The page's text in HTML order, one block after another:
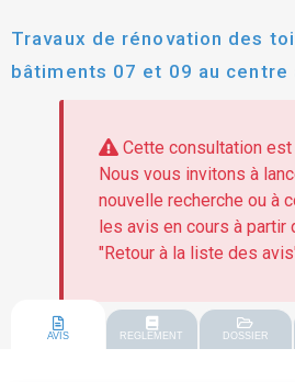
Travaux de rénovation des
bâtiments 07 et 09 au centre
Cette consultation est
Nous vous invitons à
nouvelle recherche ou à
les avis en cours à partir
"Retour à la liste des
AVIS REGLEMENT DOSSIER